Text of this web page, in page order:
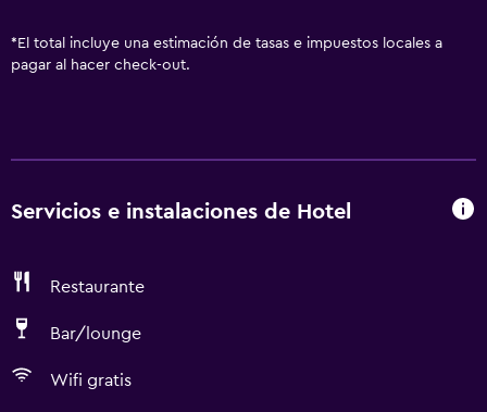
* El total incluye una estimación de tasas e impuestos locales a
pagar al hacer check-out.
Servicios e instalaciones de Hotel
Restaurante
Bar/lounge
Wifi gratis